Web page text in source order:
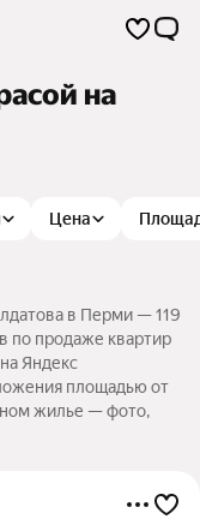
на
Цена
в Перми — 119
по продаже квартир
Яндекс
площадью от
жилье — фото,